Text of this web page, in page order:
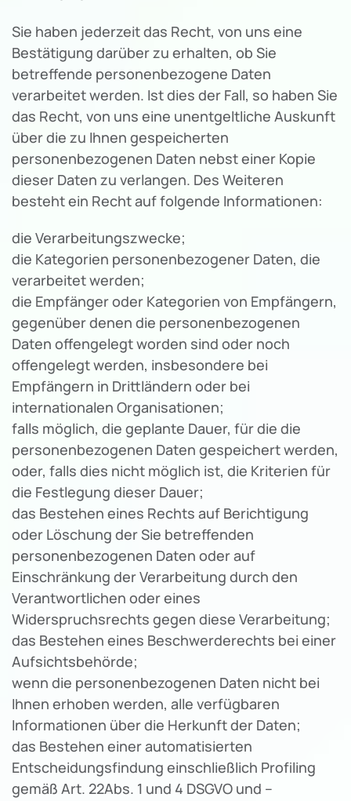
Sie haben jederzeit das Recht, von uns eine
Bestätigung darüber zu erhalten, ob Sie
betreffende personenbezogene Daten
verarbeitet werden. Ist dies der Fall, so haben Sie
das Recht, von uns eine unentgeltliche Auskunft
über die zu Ihnen gespeicherten
personenbezogenen Daten nebst einer Kopie
dieser Daten zu verlangen. Des Weiteren
besteht ein Recht auf folgende Informationen:
die Verarbeitungszwecke;
die Kategorien personenbezogener Daten, die
verarbeitet werden;
die Empfänger oder Kategorien von Empfängern,
gegenüber denen die personenbezogenen
Daten offengelegt worden sind oder noch
offengelegt werden, insbesondere bei
Empfängern in Drittländern oder bei
internationalen Organisationen;
falls möglich, die geplante Dauer, für die die
personenbezogenen Daten gespeichert werden,
oder, falls dies nicht möglich ist, die Kriterien für
die Festlegung dieser Dauer;
das Bestehen eines Rechts auf Berichtigung
oder Löschung der Sie betreffenden
personenbezogenen Daten oder auf
Einschränkung der Verarbeitung durch den
Verantwortlichen oder eines
Widerspruchsrechts gegen diese Verarbeitung;
das Bestehen eines Beschwerderechts bei einer
Aufsichtsbehörde;
wenn die personenbezogenen Daten nicht bei
Ihnen erhoben werden, alle verfügbaren
Informationen über die Herkunft der Daten;
das Bestehen einer automatisierten
Entscheidungsfindung einschließlich Profiling
gemäß Art. 22Abs. 1 und 4 DSGVO und –